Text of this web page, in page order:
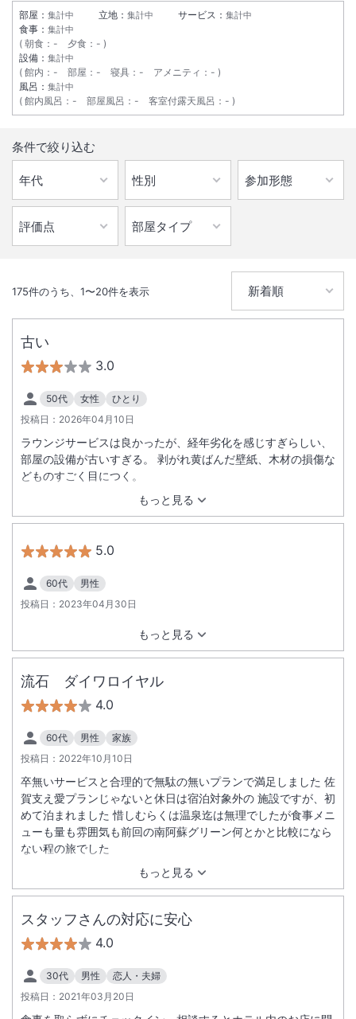
部屋： 集計中 立地： 集計中 サービス： 集計中
食事： 集計中
朝食 ： - 夕食 ： -
設備： 集計中
館内 ： - 部屋 ： - 寝具 ： - アメニティ ： -
風呂： 集計中
館内風呂 ： - 部屋風呂 ： - 客室付露天風呂 ： -
条件で絞り込む
175件のうち、 1〜20件を表示
古い
3.0
50代 女性
ひとり
投稿日： 2026年04月10日
もっと見る
ラウンジサービスは良かったが、経年劣化を感じすぎらしい、
部屋の設備が古いすぎる。 剥がれ黄ばんだ壁紙、木材の損傷な
どものすごく目につく。
5.0
60代
男性
投稿日： 2023年04月30日
もっと見る
流石 ダイワロイヤル
4.0
60代 男性
家族
投稿日： 2022年10月10日
もっと見る
卒無いサービスと合理的で無駄の無いプランで満足しました 佐
賀支え愛プランじゃないと休日は宿泊対象外の 施設ですが、初
めて泊まれました 惜しむらくは温泉迄は無理でしたが食事メニ
ューも量も雰囲気も前回の南阿蘇グリーン何とかと比較になら
ない程の旅でした
スタッフさんの対応に安心
4.0
30代 男性
恋人・夫婦
投稿日： 2021年03月20日